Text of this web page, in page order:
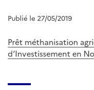
Publié le 27/05/2019
Prêt méthanisation
d’Investissement en